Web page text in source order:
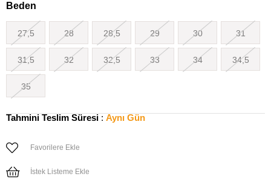
Beden
27,5 28 28,5 29 30 31
31,5 32 32,5 33 34 34,5
35
Tahmini Teslim Süresi : Aynı Gün
Favorilere Ekle
İstek Listeme Ekle